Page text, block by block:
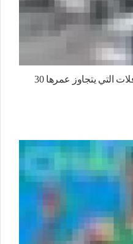
الشروع في إجراءات سحب الحافلات التي يتجاوز عمرها 30